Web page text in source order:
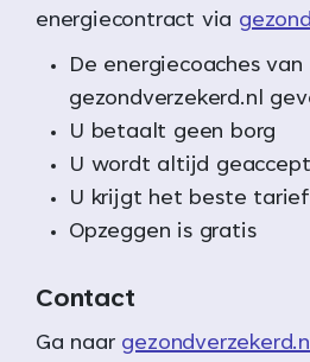
energiecontract via
De energiecoaches van
gezondverzekerd.nl
U betaalt geen borg
U wordt altijd
U krijgt het beste
Opzeggen is gratis
Contact
Ga naar